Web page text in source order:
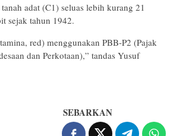
adat (C1) seluas lebih kurang 21
sejak tahun 1942.
red) menggunakan PBB-P2 (Pajak
dan Perkotaan),” tandas Yusuf
SEBARKAN